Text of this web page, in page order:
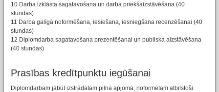
10 Darba izklāsta sagatavošana un darba priekšaizstāvēšana (40
stundas)
11 Darba galīgā noformēšana, iesiešana, iesniegšana recenzēšanai (40
stundas)
12 Diplomdarba sagatavošana prezentēšanai un publiska aizstāvēšana
(40 stundas)
Prasības kredītpunktu iegūšanai
Diplomdarbam jābūt izstrādātam pilnā apjomā, noformētam atbilstoši